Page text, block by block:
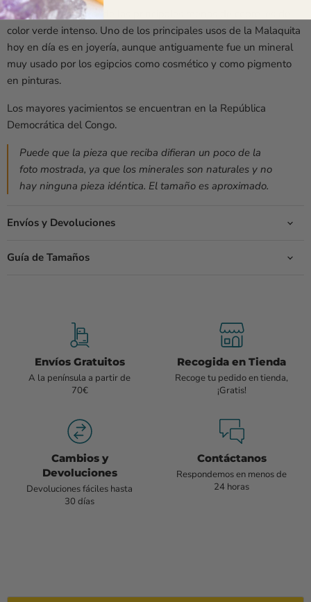
La Malaquita es una de las principales menas de cobre, es de
color verde intenso. Uno de los principales usos de la Malaquita
hoy en día es en joyería, aunque antiguamente fue un mineral
muy usado por los egipcios como cosmético y como pigmento
en pinturas.
Los mayores yacimientos se encuentran en la República
Democrática del Congo.
Puede que la pieza que reciba difieran un poco de la
foto mostrada, ya que los minerales son naturales y no
hay ninguna pieza idéntica. El tamaño es aproximado.
Envíos y Devoluciones
Guía de Tamaños
Envíos Gratuitos
A la península a partir de
70€
Recogida en Tienda
Recoge tu pedido en tienda,
¡Gratis!
Cambios y
Devoluciones
Devoluciones fáciles hasta
30 días
Contáctanos
Respondemos en menos de
24 horas